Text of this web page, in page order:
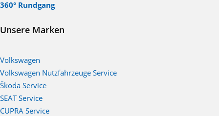
360° Rundgang
Unsere Marken
Volkswagen
Volkswagen Nutzfahrzeuge Service
Škoda Service
SEAT Service
CUPRA Service